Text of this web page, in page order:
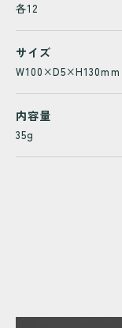
各12
サイズ
W100×D5×H130mm
内容量
35g